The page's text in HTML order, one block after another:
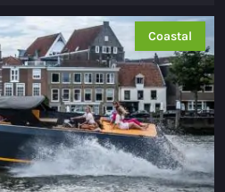
Coastal